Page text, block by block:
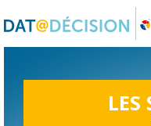
LES
Panneau de gestion des